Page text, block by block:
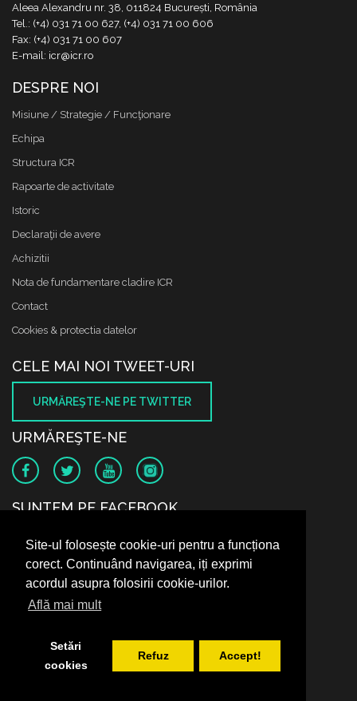
Site-ul folosește cookie-uri pentru a funcționa
corect. Continuând navigarea, iți exprimi
acordul asupra folosirii cookie-urilor.
Află mai mult
Setări
cookies
Refuz Accept!
Aleea Alexandru nr. 38, 011824 București, România
Tel.: (+4) 031 71 00 627, (+4) 031 71 00 606
Fax: (+4) 031 71 00 607
E-mail: icr@icr.ro
DESPRE NOI
Misiune / Strategie / Funcţionare
Echipa
Structura ICR
Rapoarte de activitate
Istoric
Declaraţii de avere
Achizitii
Nota de fundamentare cladire ICR
Contact
Cookies & protectia datelor
CELE MAI NOI TWEET-URI
URMĂREŞTE-NE PE TWITTER
URMĂREŞTE-NE
SUNTEM PE FACEBOOK